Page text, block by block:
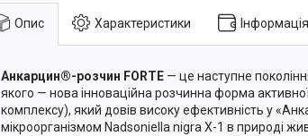
Опис Характеристики
Анкарцин®-розчин FORTE — це наступне
якого — нова інноваційна розчинна форма
комплексу), який довів високу ефективність у
мікроорганізмом Nadsoniella nigra Х-1 в природі